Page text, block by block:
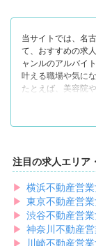
が複数存在してお
行き交うエリアで
お店が存在し、太
たくさんのお店が
エリアでスタッフ
された街で楽しく
るでしょう。当サ
当サイトでは、名
て、おすすめの求
ャンルのアルバイ
叶える職場や気に
たとえば、美容院
張れば頑張るほど
が整っている職場
に収入を増やすこ
また、未経験・無
のアルバイトスタ
ルや調理スキルを
立ちます。福利厚
れる「まかない・
このように、名古
くさん揃っていま
注目の求人エリア
▶︎ 横浜不動産営
▶︎ 東京不動産営
▶︎ 渋谷不動産営
▶︎ 神奈川不動産
▶︎
川崎不動産営